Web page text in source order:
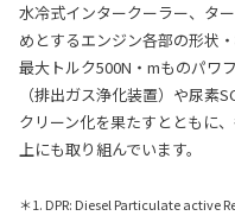
水冷式インタークーラー、タ
めとするエンジン各部の形状
最大トルク500N・mものパワ
（排出ガス浄化装置）や尿素
クリーン化を果たすとともに
上にも取り組んでいます。
＊1. DPR: Diesel Particulate active